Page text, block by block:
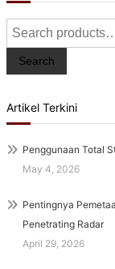
Search
for:
Search
Artikel Terkini
Penggunaan Total
May 4, 2026
Pentingnya
Penetrating Radar
April 29, 2026